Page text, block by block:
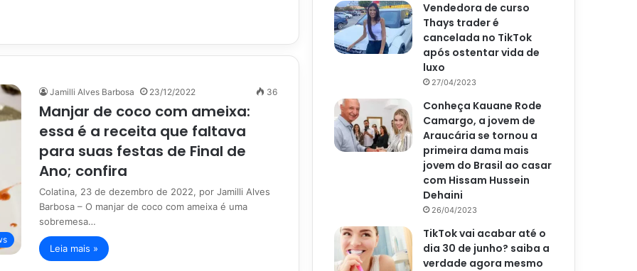
Jamilli Alves Barbosa 23/12/2022 36
Manjar de coco com ameixa:
essa é a receita que faltava
para suas festas de Final de
Ano; confira
Colatina, 23 de dezembro de 2022, por Jamilli Alves
Barbosa – O manjar de coco com ameixa é uma
sobremesa…
Leia mais »
Vendedora de curso
Thays trader é
cancelada no TikTok
após ostentar vida de
luxo
27/04/2023
Conheça Kauane Rode
Camargo, a jovem de
Araucária se tornou a
primeira dama mais
jovem do Brasil ao casar
com Hissam Hussein
Dehaini
26/04/2023
TikTok vai acabar até o
dia 30 de junho? saiba a
verdade agora mesmo